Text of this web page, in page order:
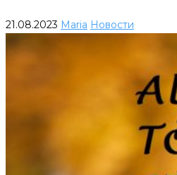
21.08.2023 Maria Новости